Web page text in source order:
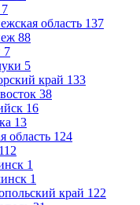
7
область 137
88
7
5
край 133
38
16
13
область 124
112
1
1
край 122